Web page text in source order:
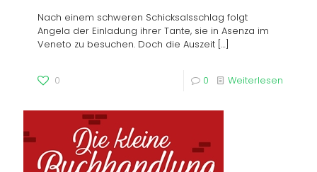
Nach einem schweren Schicksalsschlag folgt
Angela der Einladung ihrer Tante, sie in Asenza im
Veneto zu besuchen. Doch die Auszeit […]
0 0 Weiterlesen